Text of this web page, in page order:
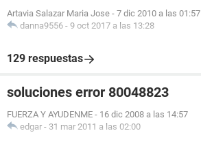
Artavia Salazar Maria Jose - 7 dic 2010 a las 01:57
danna9556 - 9 oct 2017 a las 13:28
129 respuestas
soluciones error 80048823
FUERZA Y AYUDENME - 16 dic 2008 a las 14:57
edgar - 31 mar 2011 a las 02:00